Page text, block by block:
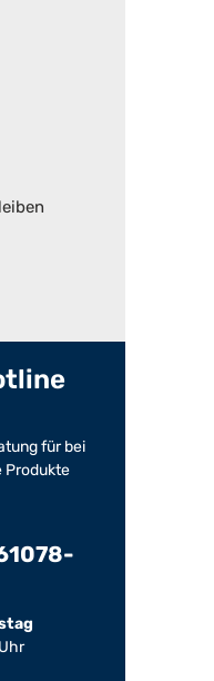
für bei